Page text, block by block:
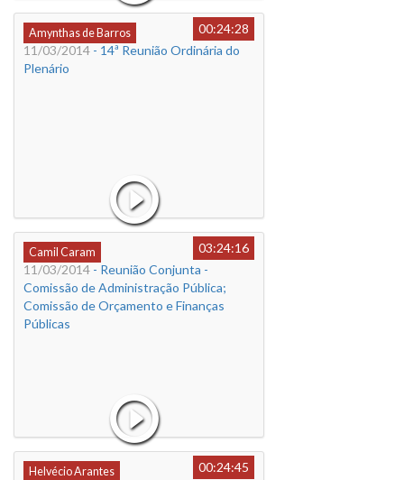
Amynthas de Barros
00:24:28
11/03/2014 - 14ª Reunião Ordinária do
Plenário
Camil Caram
03:24:16
11/03/2014 - Reunião Conjunta -
Comissão de Administração Pública;
Comissão de Orçamento e Finanças
Públicas
Helvécio Arantes
00:24:45